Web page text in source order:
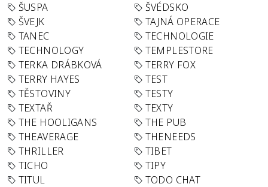
ŠUSPA
ŠVÉDSKO
ŠVEJK
TAJNÁ OPERACE
TANEC
TECHNOLOGIE
TECHNOLOGY
TEMPLESTORE
TERKA DRÁBKOVÁ
TERRY FOX
TERRY HAYES
TEST
TĚSTOVINY
TESTY
TEXTAŘ
TEXTY
THE HOOLIGANS
THE PUB
THEAVERAGE
THENEEDS
THRILLER
TIBET
TICHO
TIPY
TITUL
TODO CHAT